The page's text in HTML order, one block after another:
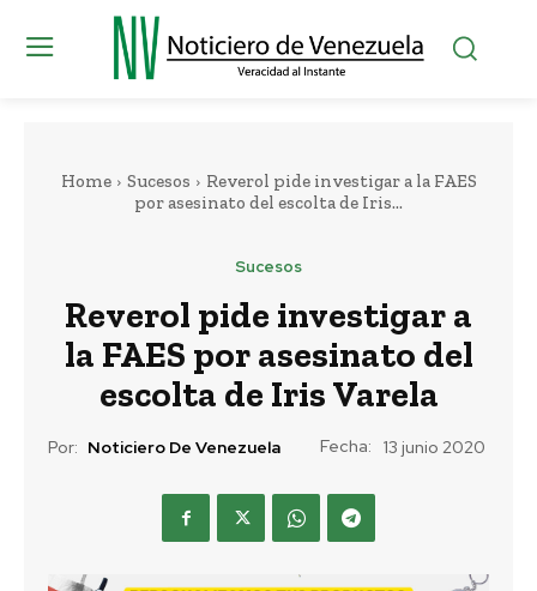
Home Sucesos
Reverol pide investigar a la FAES
por asesinato del escolta de Iris...
Sucesos
Reverol pide investigar a
la FAES por asesinato del
escolta de Iris Varela
Por: Noticiero De Venezuela Fecha: 13 junio 2020